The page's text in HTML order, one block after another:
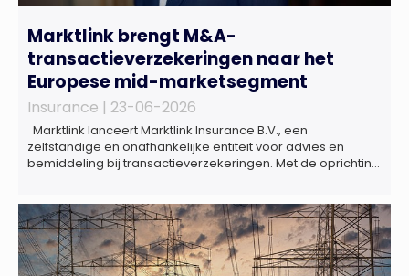
Marktlink brengt M&A-
transactieverzekeringen naar het
Europese mid-marketsegment
Insurance | 23-06-2026
Marktlink lanceert Marktlink Insurance B.V., een
zelfstandige en onafhankelijke entiteit voor advies en
bemiddeling bij transactieverzekeringen. Met de oprichting
overnames verder uit. Naast M&A-advies kunnen
ondernemers, investeerders en dealteams vanaf nu ook
terecht voor ondersteuning op het gebied […]